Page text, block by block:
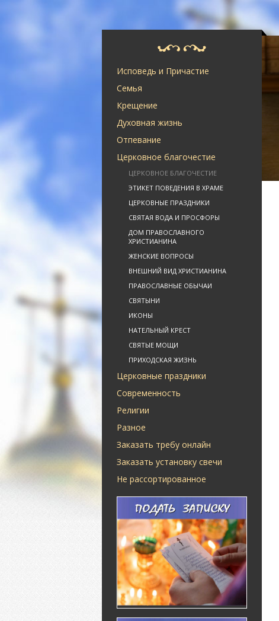
Исповедь и Причастие
Семья
Крещение
Духовная жизнь
Отпевание
Церковное благочестие
ЦЕРКОВНОЕ БЛАГОЧЕСТИЕ
ЭТИКЕТ ПОВЕДЕНИЯ В ХРАМЕ
ЦЕРКОВНЫЕ ПРАЗДНИКИ
СВЯТАЯ ВОДА И ПРОСФОРЫ
ДОМ ПРАВОСЛАВНОГО
ХРИСТИАНИНА
ЖЕНСКИЕ ВОПРОСЫ
ВНЕШНИЙ ВИД ХРИСТИАНИНА
ПРАВОСЛАВНЫЕ ОБЫЧАИ
СВЯТЫНИ
ИКОНЫ
НАТЕЛЬНЫЙ КРЕСТ
СВЯТЫЕ МОЩИ
ПРИХОДСКАЯ ЖИЗНЬ
Церковные праздники
Современность
Религии
Разное
Заказать требу онлайн
Заказать установку свечи
Не рассортированное